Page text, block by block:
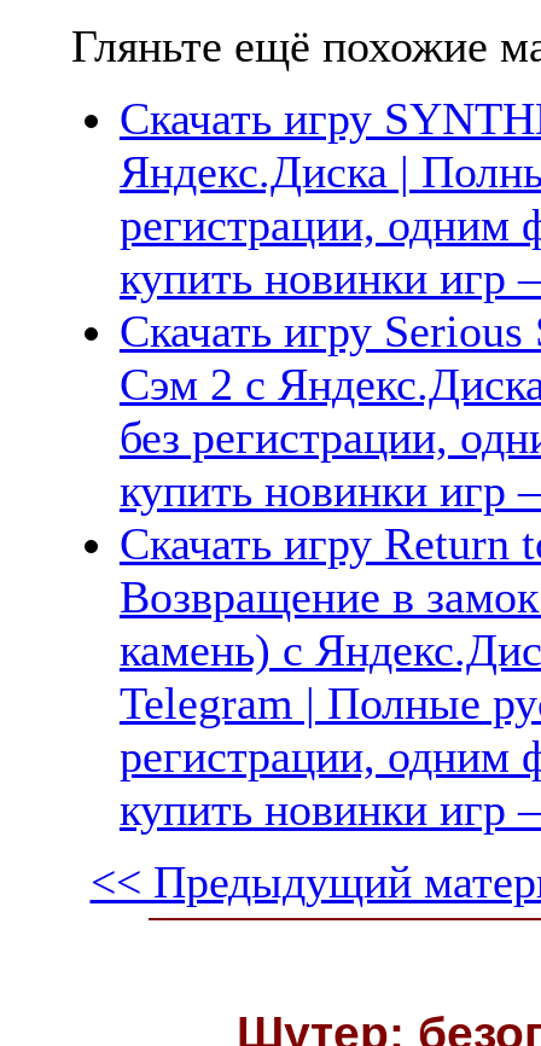
Гляньте ещё похожие
Скачать игру
Яндекс.Диска |
регистрации, одним
купить новинки
Скачать игру
Сэм 2 с
без регистрации,
купить новинки
Скачать игру Return
Возвращение в
камень) с
Telegram | Полные
регистрации, одним
купить новинки
<< Предыдущий
Шутер: